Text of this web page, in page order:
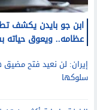
ابن جو بايدن يكشف
عظامه.. ويعوق حياته
إيران: لن نعيد فتح مضيق